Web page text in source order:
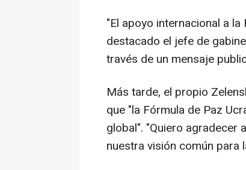
"El apoyo internacional a
destacado el jefe de
través de un mensaje
Más tarde, el propio
que "la Fórmula de Paz
global". "Quiero agradecer
nuestra visión común para